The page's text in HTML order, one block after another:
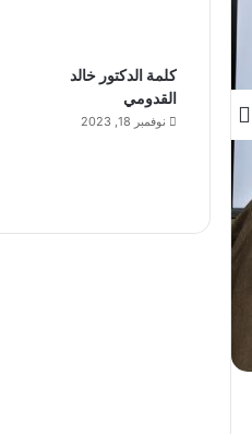
كلمة الدكتور خالد
القدومي
نوفمبر 18, 2023